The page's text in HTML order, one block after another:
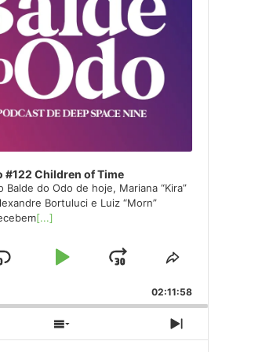
#122 Children of Time
Balde do Odo de hoje, Mariana “Kira”
Bortuluci e Luiz “Morn”
[...]
Skip
Play
Jump
Forward
Share
Episode
02:11:58
Show
Next